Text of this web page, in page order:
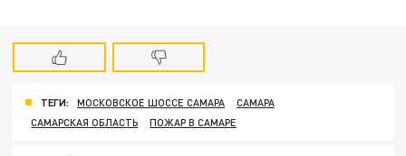
ТЕГИ: МОСКОВСКОЕ ШОССЕ САМАРА
САМАРА
САМАРСКАЯ ОБЛАСТЬ
ПОЖАР В САМАРЕ